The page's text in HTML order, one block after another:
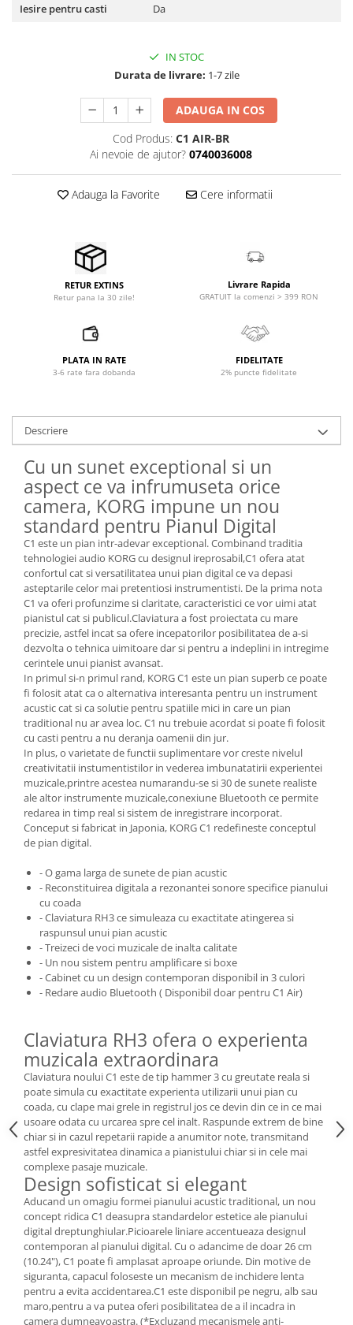
Rack studio
Standuri si stative de monitoare
Subwoofere de studio
Lumini si efecte
Case-uri de lumini
Comenzi si controllere
Ecrane LED
Mixere DMX
Proiectoare
Stative si schela lumini
Instrumente Muzicale
Chitare si bass
Claviaturi
Instrumente cu arcus
Instrumente de percutie
Instrumente de suflat
Instrumente si jucarii pentru copii
Instrumente traditionale
Tobe
Accesorii DJ
Accesorii Pick-up si Vinyl
Case-uri DJ
CD Playere DJ
Console DJ
Controllere MIDI - USB DAW
Genti pentru DJ
Mixere DJ
Platane DJ
Samplere si controllere
Stative si pupitre DJ
Cabluri si conectori
Cabluri adaptoare, cabluri Y
Cabluri audio
Cabluri de boxe
Cabluri de microfon
Cabluri DMX
Cabluri la metru
Cabluri MIDI si audio digitale
Cabluri multicore
Conectori
Standuri stative si pupitre
Accesorii stative
Stative de mixer
Stative de partituri
Case-uri, rack, huse si genti
Case-uri universale
Pachete si bundle
Casti Audio
Iesire pentru casti
Da
IN STOC
Durata de livrare: 1-7 zile
ADAUGA IN COS
Cod Produs: C1 AIR-BR
Ai nevoie de ajutor? 0740036008
Adauga la Favorite Cere informatii
RETUR EXTINS
Retur pana la 30 zile!
Livrare Rapida
GRATUIT la comenzi > 399 RON
PLATA IN RATE
3-6 rate fara dobanda
FIDELITATE
2% puncte fidelitate
Descriere
Cu un sunet exceptional si un
aspect ce va infrumuseta orice
camera, KORG impune un nou
standard pentru Pianul Digital
C1 este un pian intr-adevar exceptional. Combinand traditia
tehnologiei audio KORG cu designul ireprosabil,C1 ofera atat
confortul cat si versatilitatea unui pian digital ce va depasi
asteptarile celor mai pretentiosi instrumentisti. De la prima nota
C1 va oferi profunzime si claritate, caracteristici ce vor uimi atat
pianistul cat si publicul.Claviatura a fost proiectata cu mare
precizie, astfel incat sa ofere incepatorilor posibilitatea de a-si
dezvolta o tehnica uimitoare dar si pentru a indeplini in intregime
cerintele unui pianist avansat.
In primul si-n primul rand, KORG C1 este un pian superb ce poate
fi folosit atat ca o alternativa interesanta pentru un instrument
acustic cat si ca solutie pentru spatiile mici in care un pian
traditional nu ar avea loc. C1 nu trebuie acordat si poate fi folosit
cu casti pentru a nu deranja oamenii din jur.
In plus, o varietate de functii suplimentare vor creste nivelul
creativitatii instumentistilor in vederea imbunatatirii experientei
muzicale,printre acestea numarandu-se si 30 de sunete realiste
ale altor instrumente muzicale,conexiune Bluetooth ce permite
redarea in timp real si sistem de inregistrare incorporat.
Conceput si fabricat in Japonia, KORG C1 redefineste conceptul
de pian digital.
- O gama larga de sunete de pian acustic
- Reconstituirea digitala a rezonantei sonore specifice pianului
cu coada
- Claviatura RH3 ce simuleaza cu exactitate atingerea si
raspunsul unui pian acustic
- Treizeci de voci muzicale de inalta calitate
- Un nou sistem pentru amplificare si boxe
- Cabinet cu un design contemporan disponibil in 3 culori
- Redare audio Bluetooth ( Disponibil doar pentru C1 Air)
Claviatura RH3 ofera o experienta
muzicala extraordinara
Claviatura noului C1 este de tip hammer 3 cu greutate reala si
poate simula cu exactitate experienta utilizarii unui pian cu
coada, cu clape mai grele in registrul jos ce devin din ce in ce mai
usoare odata cu urcarea spre cel inalt. Raspunde extrem de bine
chiar si in cazul repetarii rapide a anumitor note, transmitand
astfel expresivitatea dinamica a pianistului chiar si in cele mai
complexe pasaje muzicale.
Design sofisticat si elegant
Aducand un omagiu formei pianului acustic traditional, un nou
concept ridica C1 deasupra standardelor estetice ale pianului
digital dreptunghiular.Picioarele liniare accentueaza designul
contemporan al pianului digital. Cu o adancime de doar 26 cm
(10.24"), C1 poate fi amplasat aproape oriunde. Din motive de
siguranta, capacul foloseste un mecanism de inchidere lenta
pentru a evita accidentarea.C1 este disponibil pe negru, alb sau
maro,pentru a va putea oferi posibilitatea de a il incadra in
camera dumneavoastra. (*Excluzand mecanismele anti-